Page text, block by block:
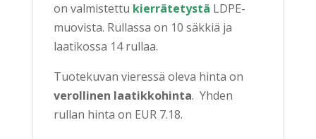
on valmistettu kierrätetystä LDPE-
muovista. Rullassa on 10 säkkiä ja
laatikossa 14 rullaa.
Tuotekuvan vieressä oleva hinta on
verollinen laatikkohinta. Yhden
rullan hinta on EUR 7.18.